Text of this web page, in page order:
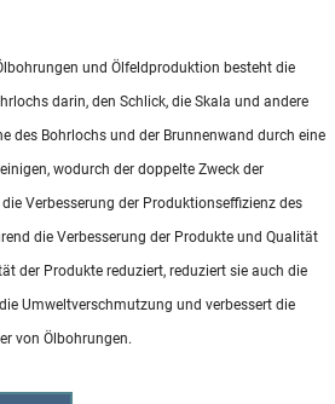
und Ölfeldproduktion besteht die
darin, den Schlick, die Skala und andere
des Bohrlochs und der Brunnenwand durch eine
wodurch der doppelte Zweck der
Verbesserung der Produktionseffizienz des
die Verbesserung der Produkte und Qualität
der Produkte reduziert, reduziert sie auch die
Umweltverschmutzung und verbessert die
von Ölbohrungen.